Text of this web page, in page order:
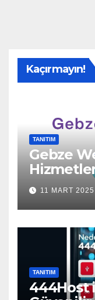
Kaçırmayın!
TANITIM
Gebze
11 MART
TANITIM
444Host